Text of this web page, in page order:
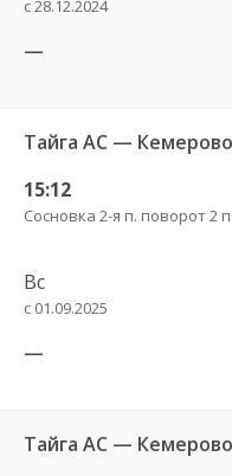
с 28.12.2024
—
Тайга АС —
15:12
Сосновка 2-я п. поворот 2
Вс
с 01.09.2025
—
Тайга АС —